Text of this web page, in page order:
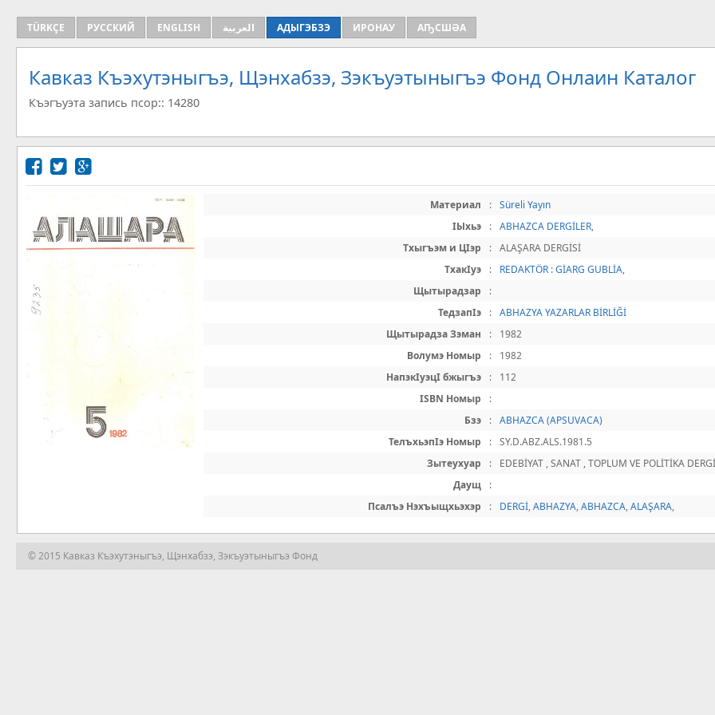
TÜRKÇE РУССКИЙ ENGLISH العربية АДЫГЭБЗЭ ИРОНАУ АҦСШӘА
Кавказ Къэхутэныгъэ, Щэнхабзэ, Зэкъуэтыныгъэ Фонд Онлаин Каталог
Къэгъуэта запись псор:: 14280
Материал :
Süreli Yayın
IЫхьэ
: ABHAZCA DERGİLER,
Тхыгъэм и ЦIэр
:
ALAŞARA DERGİSİ
ТхакIуэ
: REDAKTÖR : GİARG GUBLİA,
Щытырадзар
:
ТедзапIэ
:
ABHAZYA YAZARLAR BİRLİĞİ
Щытырадза Зэман
:
1982
Волумэ Номыр
:
1982
НапэкIуэцI бжыгъэ
:
112
ISBN Номыр
:
Бзэ
:
ABHAZCA (APSUVACA)
ТелъхьэпIэ Номыр
:
SY.D.ABZ.ALS.1981.5
Зытеухуар
:
EDEBİYAT , SANAT , TOPLUM VE POLİTİKA
Даущ
:
Псалъэ Нэхъыщхьэхэр
: DERGİ,ABHAZYA,ABHAZCA,ALAŞARA,
© 2015 Кавказ Къэхутэныгъэ, Щэнхабзэ, Зэкъуэтыныгъэ Фонд